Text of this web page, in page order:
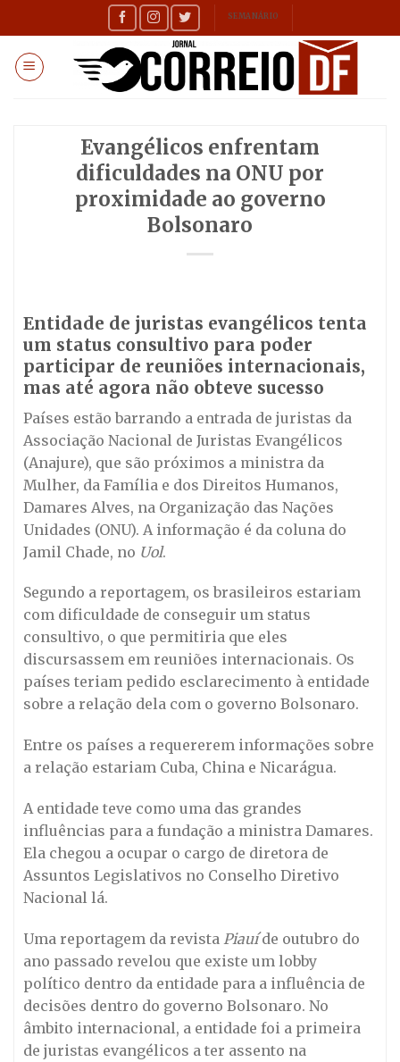
to
content
SEMANÁRIO
Evangélicos enfrentam
dificuldades na ONU por
proximidade ao governo
Bolsonaro
Entidade de juristas evangélicos tenta
um status consultivo para poder
participar de reuniões internacionais,
mas até agora não obteve sucesso
Países estão barrando a entrada de juristas da
Associação Nacional de Juristas Evangélicos
(Anajure), que são próximos a ministra da
Mulher, da Família e dos Direitos Humanos,
Damares Alves, na Organização das Nações
Unidades (ONU). A informação é da coluna do
Jamil Chade, no Uol.
Segundo a reportagem, os brasileiros estariam
com dificuldade de conseguir um status
consultivo, o que permitiria que eles
discursassem em reuniões internacionais. Os
países teriam pedido esclarecimento à entidade
sobre a relação dela com o governo Bolsonaro.
Entre os países a requererem informações sobre
a relação estariam Cuba, China e Nicarágua.
A entidade teve como uma das grandes
influências para a fundação a ministra Damares.
Ela chegou a ocupar o cargo de diretora de
Assuntos Legislativos no Conselho Diretivo
Nacional lá.
Uma reportagem da revista Piauíde outubro do
ano passado revelou que existe um lobby
político dentro da entidade para a influência de
decisões dentro do governo Bolsonaro. No
âmbito internacional, a entidade foi a primeira
de juristas evangélicos a ter assento na